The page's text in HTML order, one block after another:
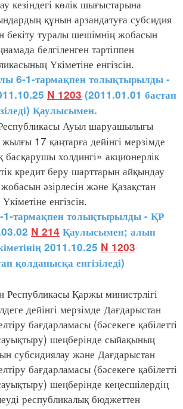
кезіндегі көлік шығыстарына
құнын арзандатуға субсидия
бекіту туралы шешімнің жобасын
белгіленген тәртіппен
Үкіметіне енгізсін.
6-1-тармақпен толықтырылды -
N 1203 (2011.01.01 бастап
Қаулысымен.
Ауыл шаруашылығы
17 қаңтарға дейінгі мерзімде
холдингі» акционерлік
кредит беру шарттарын айқындау
әзірлесін және Қазақстан
енгізсін.
тармақпен толықтырылды - ҚР
N 214 Қаулысымен; алып
2011.10.25 N 1203
қолданысқа енгізіледі)
Қаржы министрлігі
дейінгі мерзімде Дағдарыстан
бағдарламасы (бәсекеге қабілетті
шеңберінде сыйақының
субсидиялау және Дағдарыстан
бағдарламасы (бәсекеге қабілетті
шеңберінде кеңесшілердің
республикалық бюджеттен